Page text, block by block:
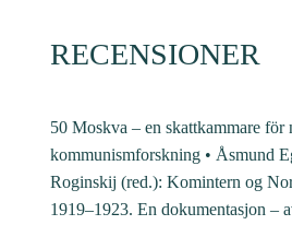
RECENSIONER
50 Moskva – en skattkammare för
kommunismforskning • Åsmund
Roginskij (red.): Komintern og
1919–1923. En dokumentasjon –